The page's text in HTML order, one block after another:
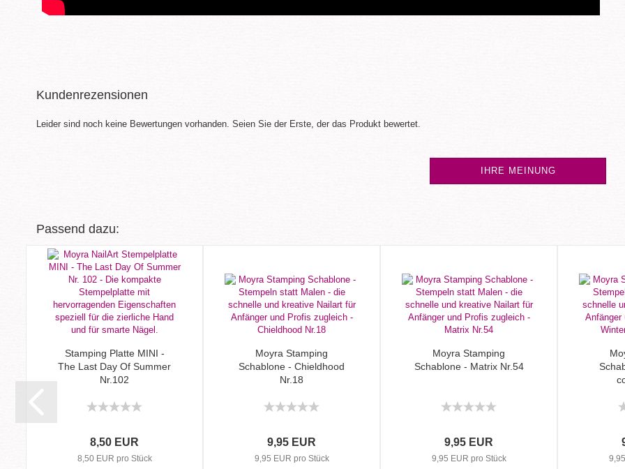
Kundenrezensionen
Leider sind noch keine Bewertungen vorhanden. Seien Sie der Erste, der das Produkt bewertet.
IHRE MEINUNG
Passend dazu:
Stamping Platte MINI -
The Last Day Of Summer
Nr.102
8,50 EUR
8,50 EUR pro Stück
Moyra Stamping
Schablone - Chieldhood
Nr.18
9,95 EUR
9,95 EUR pro Stück
Moyra Stamping
Schablone - Matrix Nr.54
9,95 EUR
9,95 EUR pro Stück